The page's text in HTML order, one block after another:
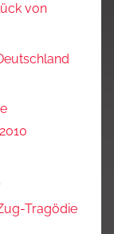
von
Tragödie